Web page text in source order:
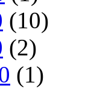
(10)
(2)
(1)